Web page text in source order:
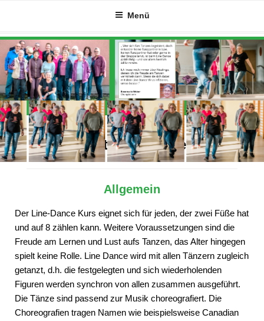
springen
Menü
Alles Wichtige auf einen Blick
Allgemein
Der Line-Dance Kurs eignet sich für jeden, der zwei Füße hat
und auf 8 zählen kann. Weitere Voraussetzungen sind die
Freude am Lernen und Lust aufs Tanzen, das Alter hingegen
spielt keine Rolle. Line Dance wird mit allen Tänzern zugleich
getanzt, d.h. die festgelegten und sich wiederholenden
Figuren werden synchron von allen zusammen ausgeführt.
Die Tänze sind passend zur Musik choreografiert. Die
Choreografien tragen Namen wie beispielsweise Canadian